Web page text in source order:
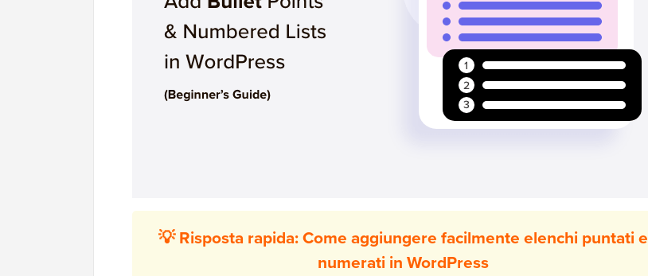
💡 Risposta rapida: Come aggiungere facilmente elenchi puntati e
numerati in WordPress